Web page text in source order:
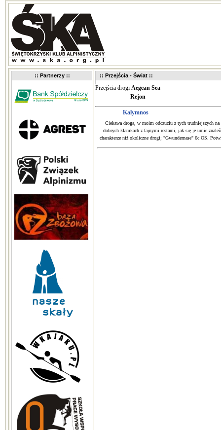
:: Partnerzy :: :: Przejścia - Świat ::
Przejścia drogi Aegean Sea
Rejon
Kalymnos
Ciekawa droga, w moim odczuciu z tych trudniejszych
dobrych klamkach z fajnymi restami, jak się je umie
charakterze niż okoliczne drogi; "Gwundernase" 6c OS.